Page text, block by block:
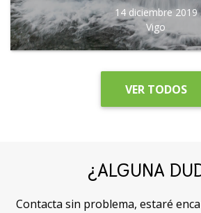
14 diciembre 2019
Vigo
VER TODOS
¿ALGUNA
Contacta sin problema, estaré